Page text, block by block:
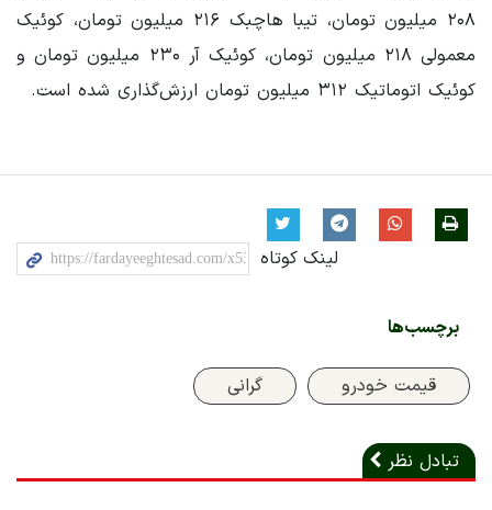
۲۰۸ میلیون تومان، تیبا هاچبک ۲۱۶ میلیون تومان، کوئیک
معمولی ۲۱۸ میلیون تومان، کوئیک آر ۲۳۰ میلیون تومان و
کوئیک اتوماتیک ۳۱۲ میلیون تومان ارزش‌گذاری شده است.
لینک کوتاه
برچسب‌ها
قیمت خودرو گرانی
تبادل نظر